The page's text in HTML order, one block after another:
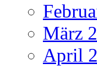
März
April